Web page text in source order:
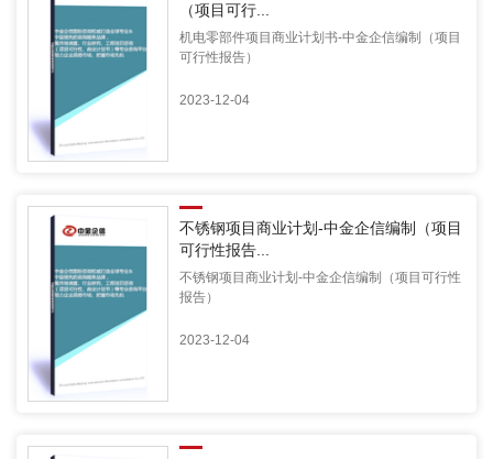
（项目可行...
机电零部件项目商业计划书-中金企信编制（项目
可行性报告）
2023-12-04
不锈钢项目商业计划-中金企信编制（项目
可行性报告...
不锈钢项目商业计划-中金企信编制（项目可行性
报告）
2023-12-04